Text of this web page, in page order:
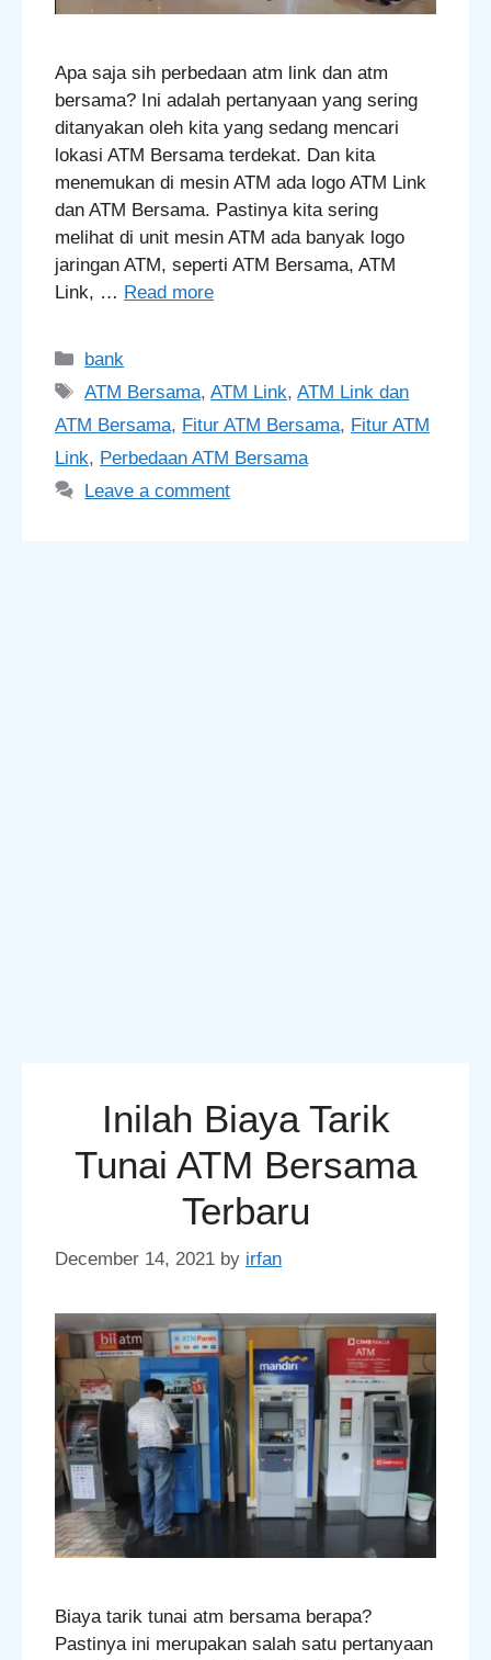
Apa saja sih perbedaan atm link dan atm
bersama? Ini adalah pertanyaan yang sering
ditanyakan oleh kita yang sedang mencari
lokasi ATM Bersama terdekat. Dan kita
menemukan di mesin ATM ada logo ATM Link
dan ATM Bersama. Pastinya kita sering
melihat di unit mesin ATM ada banyak logo
jaringan ATM, seperti ATM Bersama, ATM
Link, … Read more
Categories
bank
Tags
ATM Bersama,ATM Link,ATM Link dan
ATM Bersama, Fitur ATM Bersama, Fitur ATM
Link, Perbedaan ATM Bersama
Leave a comment
Inilah Biaya Tarik
Tunai ATM Bersama
Terbaru
December 14, 2021 by irfan
Biaya tarik tunai atm bersama berapa?
Pastinya ini merupakan salah satu pertanyaan